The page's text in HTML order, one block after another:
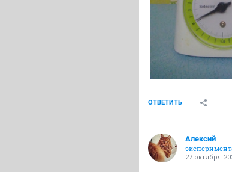
ОТВЕТИТЬ
Алексий
27 октября